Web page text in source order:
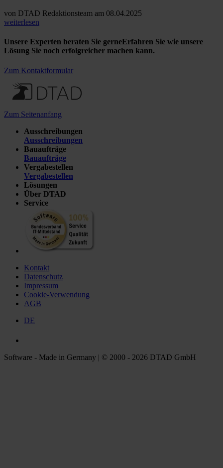
von DTAD Redaktionsteam am 08.04.2025
weiterlesen
Unsere Experten beraten Sie gerneErfahren Sie wie unsere
Lösung Sie noch erfolgreicher machen kann.
Zum Kontaktformular
Zum Seitenanfang
Ausschreibungen
Ausschreibungen
Bauaufträge
Bauaufträge
Vergabestellen
Vergabestellen
Lösungen
Über DTAD
Service
Kontakt
Datenschutz
Impressum
Cookie-Verwendung
AGB
DE
Software - Made in Germany | © 2000 - 2026 DTAD GmbH